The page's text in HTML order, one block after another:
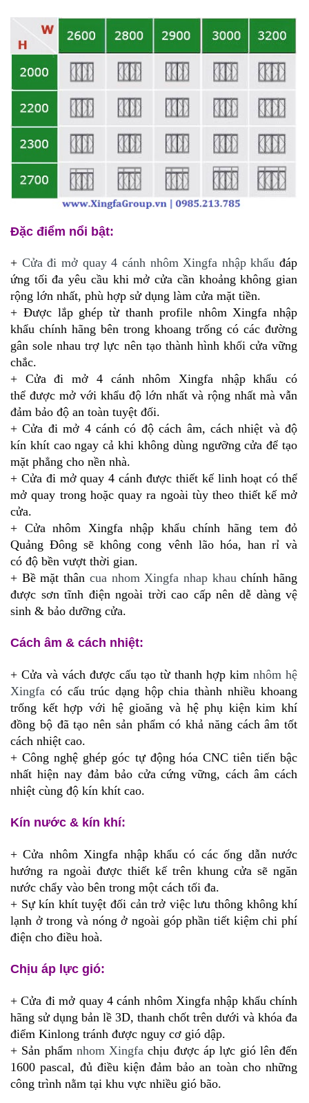
Đặc điểm nổi bật:
+ Cửa đi mở quay 4 cánh nhôm Xingfa nhập khẩu đáp
ứng tối đa yêu cầu khi mở cửa cần khoảng không gian
rộng lớn nhất, phù hợp sử dụng làm cửa mặt tiền.
+ Được lắp ghép từ thanh profile nhôm Xingfa nhập
khẩu chính hãng bên trong khoang trống có các đường
gân sole nhau trợ lực nên tạo thành hình khối cửa vững
chắc.
+ Cửa đi mở 4 cánh nhôm Xingfa nhập khẩu có
thể được mở với khẩu độ lớn nhất và rộng nhất mà vẫn
đảm bảo độ an toàn tuyệt đối.
+ Cửa đi mở 4 cánh có độ cách âm, cách nhiệt và độ
kín khít cao ngay cả khi không dùng ngưỡng cửa để tạo
mặt phẳng cho nền nhà.
+ Cửa đi mở quay 4 cánh được thiết kế linh hoạt có thể
mở quay trong hoặc quay ra ngoài tùy theo thiết kế mở
cửa.
+ Cửa nhôm Xingfa nhập khẩu chính hãng tem đỏ
Quảng Đông sẽkhông cong vênh lão hóa, han rỉ và
có độ bền vượt thời gian.
+ Bề mặt thân cua nhom Xingfa nhap khau chính hãng
được sơn tĩnh điện ngoài trời cao cấp nên dễ dàng vệ
sinh & bảo dưỡng cửa.
Cách âm & cách nhiệt:
+ Cửa và vách được cấu tạo từ thanh hợp kimnhôm hệ
Xingfa có cấu trúc dạng hộp chia thành nhiều khoang
trống kết hợp với hệ gioăng và hệ phụ kiện kim khí
đồng bộ đã tạo nên sản phẩm có khả năng cách âm tốt
cách nhiệt cao.
+ Công nghệ ghép góc tự động hóa CNC tiên tiến bậc
nhất hiện nay đảm bảo cửa cứng vững, cách âm cách
nhiệt cùng độ kín khít cao.
Kín nước & kín khí:
+ Cửa nhôm Xingfa nhập khẩu có các ống dẫn nước
hướng ra ngoài được thiết kế trên khung cửa sẽ ngăn
nước chẩy vào bên trong một cách tối đa.
+ Sự kín khít tuyệt đối cản trở việc lưu thông không khí
lạnh ở trong và nóng ở ngoài góp phần tiết kiệm chi phí
điện cho điều hoà.
Chịu áp lực gió:
+ Cửa đi mở quay 4 cánh nhôm Xingfa nhập khẩu chính
hãng sử dụng bản lề 3D, thanh chốt trên dưới và khóa đa
điểm Kinlong tránh được nguy cơ gió dập.
+ Sản phẩm nhom Xingfa chịu được áp lực gió lên đến
1600 pascal, đủ điều kiện đảm bảo an toàn cho những
công trình nằm tại khu vực nhiều gió bão.